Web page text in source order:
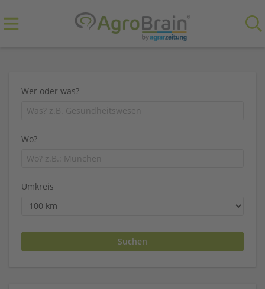
Wer oder was?
Wo?
Umkreis